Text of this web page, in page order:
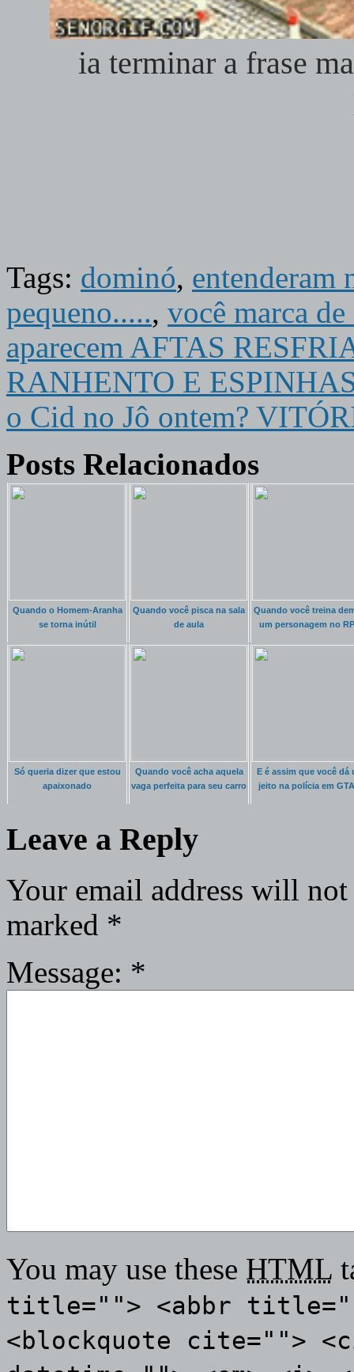
ia terminar a frase
Tags: dominó, entenderam
pequeno....., você marca
aparecem AFTAS
RANHENTO E
o Cid no Jô ontem?
Posts Relacionados
Quando o Homem-Aranha
se torna inútil
Quando você pisca na sala
de aula
Quando você treina
um personagem no
Só queria dizer que estou
apaixonado
Quando você acha aquela
vaga perfeita para seu carro
E é assim que você dá
jeito na polícia em
Leave a Reply
Your email address will
marked *
Message: *
You may use these HTML
title=""> <abbr
<blockquote cite="">